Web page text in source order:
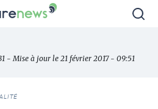
- Mise à jour le 21 février 2017 - 09:51